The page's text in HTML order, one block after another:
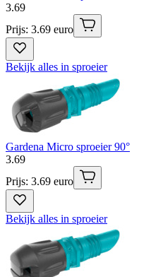
3.69
Prijs: 3.69 euro
Bekijk alles in sproeier
Gardena Micro sproeier 90°
3.69
Prijs: 3.69 euro
Bekijk alles in sproeier